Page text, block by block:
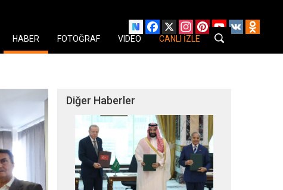
Facebook
X Instagram
PinterestYouTube
VK
HABER FOTOĞRAF VIDEO CANLI İZLE
Diğer Haberler